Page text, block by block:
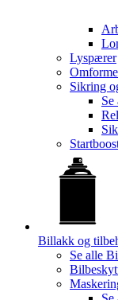
Lyspærer
Sikring
Se
Billakk og
Se alle